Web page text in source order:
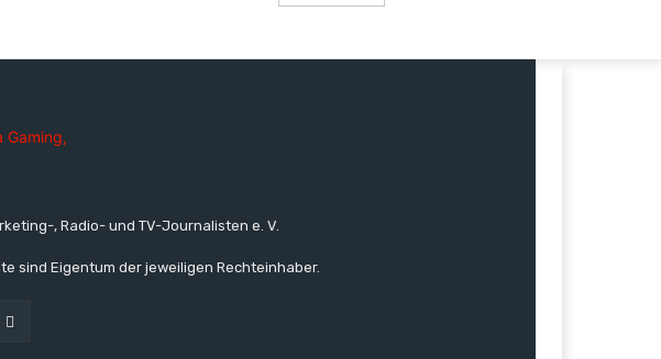
, Radio- und TV-Journalisten e. V.
sind Eigentum der jeweiligen Rechteinhaber.